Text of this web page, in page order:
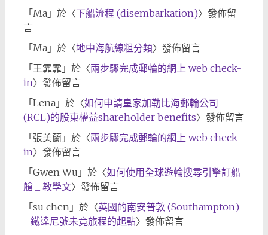
「 Ma」於〈下船流程 (disembarkation)〉發佈留
言
「 Ma」於〈地中海航線粗分類〉發佈留言
「 王霏霏」於〈兩步驟完成郵輪的網上 web check-
in〉發佈留言
「 Lena」於〈如何申請皇家加勒比海郵輪公司
(RCL)的股東權益shareholder benefits〉發佈留言
「 張美蘭 」於〈兩步驟完成郵輪的網上 web check-
in〉發佈留言
「 Gwen Wu 」於〈如何使用全球遊輪搜尋引擎訂船
艙 _ 教學文〉發佈留言
「 su chen」於〈英國的南安普敦 (Southampton)
_ 鐵達尼號未竟旅程的起點〉發佈留言